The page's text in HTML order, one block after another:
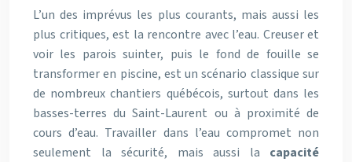
L’un des imprévus les plus courants, mais aussi les
plus critiques, est la rencontre avec l’eau. Creuser et
voir les parois suinter, puis le fond de fouille se
transformer en piscine, est un scénario classique sur
de nombreux chantiers québécois, surtout dans les
basses-terres du Saint-Laurent ou à proximité de
cours d’eau. Travailler dans l’eau compromet non
seulement la sécurité, mais aussi la capacité